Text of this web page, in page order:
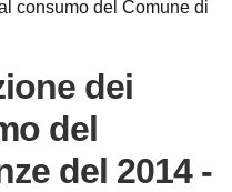
consumo del Comune di
dei
del
del 2014 -